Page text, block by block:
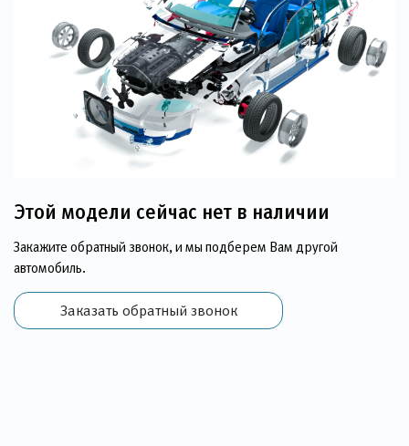
Этой модели сейчас нет в наличии
Закажите обратный звонок, и мы подберем Вам другой
автомобиль.
Заказать обратный звонок